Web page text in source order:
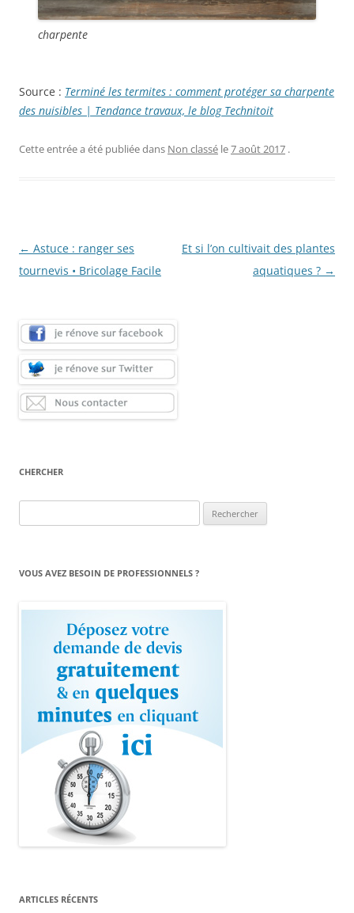
charpente
Source : Terminé les termites : comment protéger sa charpente
des nuisibles | Tendance travaux, le blog Technitoit
Cette entrée a été publiée dans Non classé le7 août 2017 .
Navigation
des
← Astuce : ranger ses
tournevis • Bricolage Facile
Et si l’on cultivait des plantes
aquatiques ? →
CHERCHER
VOUS AVEZ BESOIN DE PROFESSIONNELS ?
ARTICLES RÉCENTS